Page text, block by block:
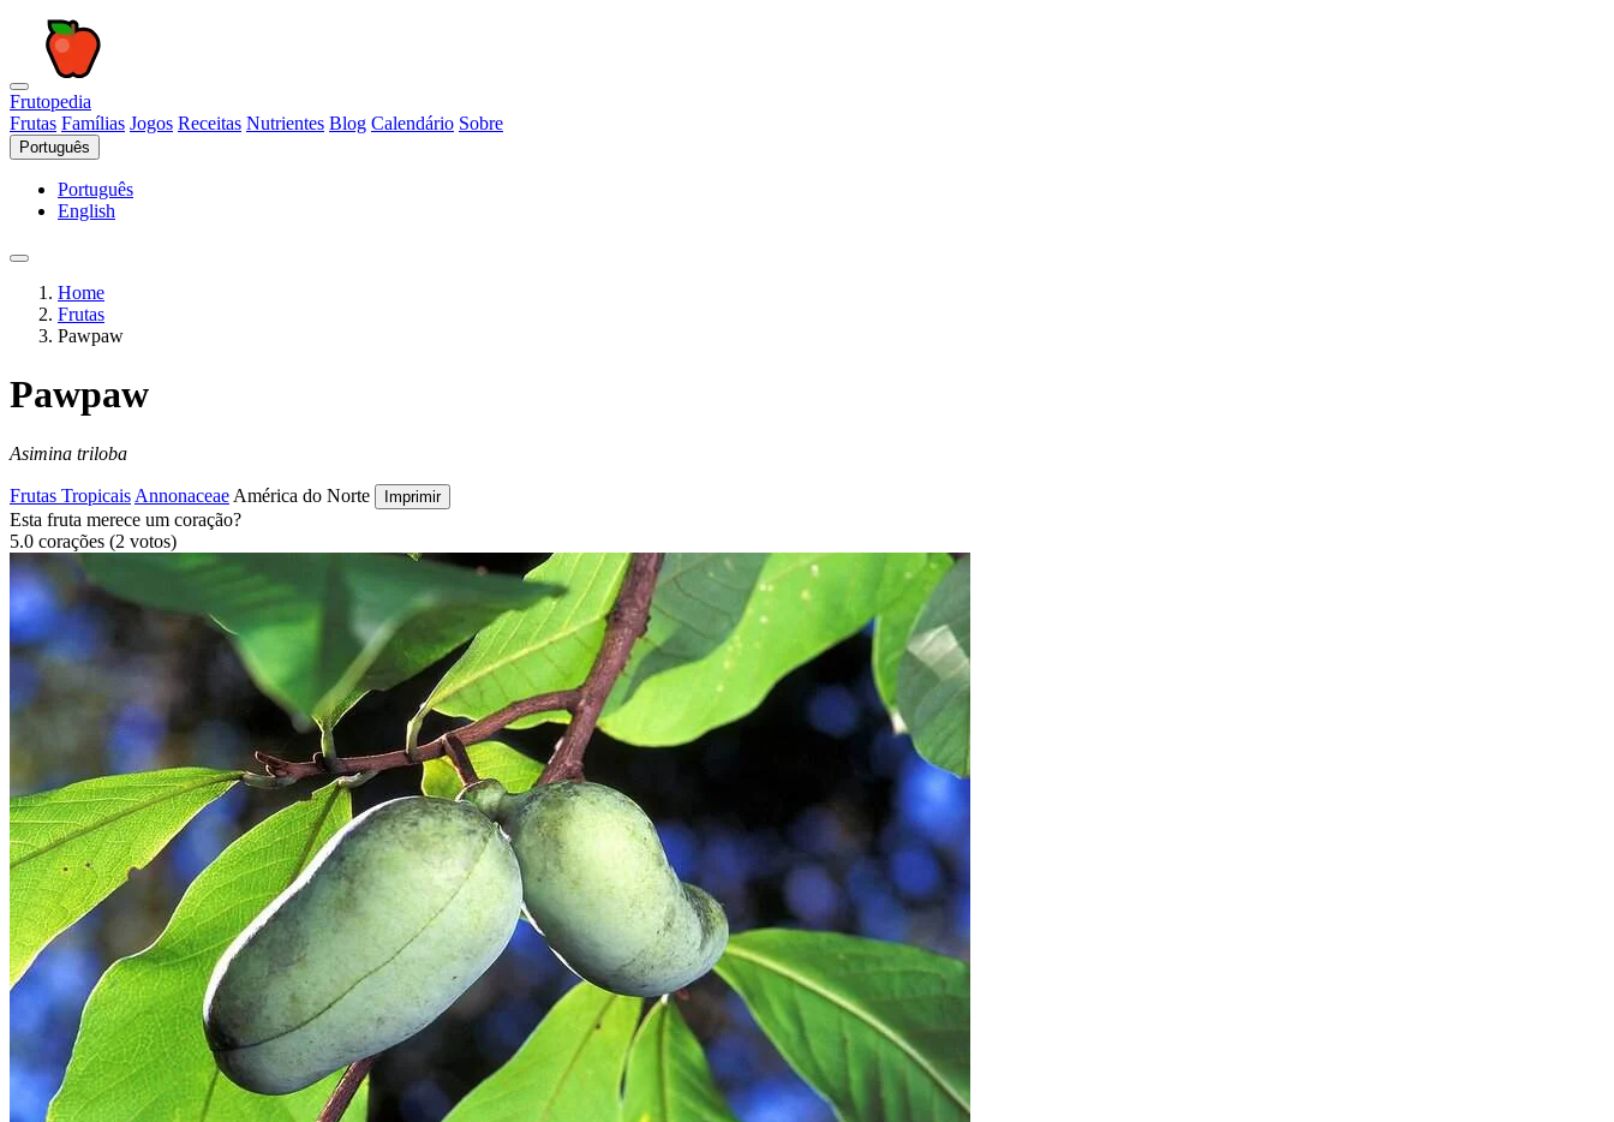
Frutopedia
Frutas Famílias Jogos Receitas Nutrientes Blog Calendário Sobre
Português
Português
English
Home
Frutas
Pawpaw
Pawpaw
Asimina triloba
Frutas Tropicais Annonaceae América do Norte Imprimir
Esta fruta merece um coração?
5.0 corações (2 votos)